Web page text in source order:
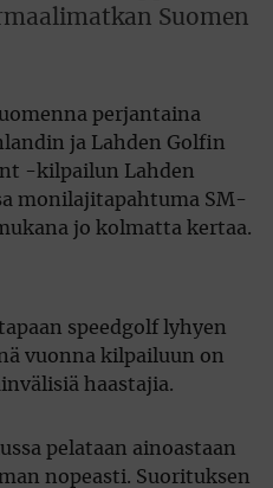
Suomen
perjantaina
ja Lahden Golfin
-kilpailun Lahden
monilajitapahtuma SM-
jo kolmatta kertaa.
speedgolf lyhyen
vuonna kilpailuun on
haastajia.
pelataan ainoastaan
nopeasti. Suorituksen